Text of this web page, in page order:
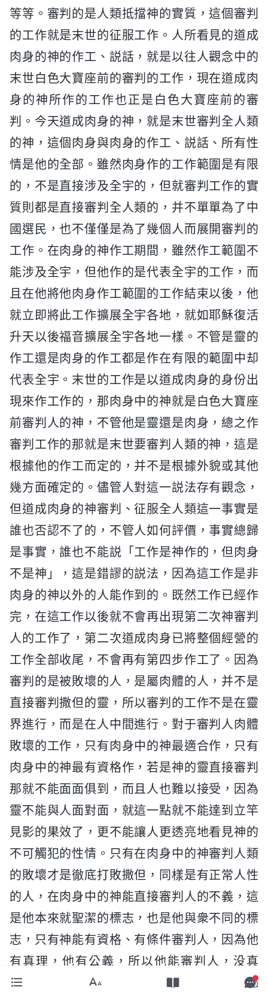
等等。審判的是人類抵擋神的實質，這個審判
的工作就是末世的征服工作。人所看見的道成
肉身的神的作工、説話，就是以往人觀念中的
末世白色大寶座前的審判的工作，現在道成肉
身的神所作的工作也正是白色大寶座前的審
判。今天道成肉身的神，就是末世審判全人類
的神，這個肉身與肉身的作工、説話、所有性
情是他的全部。雖然肉身作的工作範圍是有限
的，不是直接涉及全宇的，但就審判工作的實
質則都是直接審判全人類的，并不單單為了中
國選民，也不僅僅是為了幾個人而展開審判的
工作。在肉身的神作工期間，雖然作工範圍不
能涉及全宇，但他作的是代表全宇的工作，而
且在他將他肉身作工範圍的工作結束以後，他
就立即將此工作擴展全宇各地，就如耶穌復活
升天以後福音擴展全宇各地一樣。不管是靈的
作工還是肉身的作工都是作在有限的範圍中却
代表全宇。末世的工作是以道成肉身的身份出
現來作工作的，那肉身中的神就是白色大寶座
前審判人的神，不管他是靈還是肉身，總之作
審判工作的那就是末世要審判人類的神，這是
根據他的作工而定的，并不是根據外貌或其他
幾方面確定的。儘管人對這一説法存有觀念，
但道成肉身的神審判、征服全人類這一事實是
誰也否認不了的，不管人如何評價，事實總歸
是事實，誰也不能説「工作是神作的，但肉身
不是神」，這是錯謬的説法，因為這工作是非
肉身的神以外的人能作到的。既然工作已經作
完，在這工作以後就不會再出現第二次神審判
人的工作了，第二次道成肉身已將整個經營的
工作全部收尾，不會再有第四步作工了。因為
審判的是被敗壞的人，是屬肉體的人，并不是
直接審判撒但的靈，所以審判的工作不是在靈
界進行，而是在人中間進行。對于審判人肉體
敗壞的工作，只有肉身中的神最適合作，只有
肉身中的神最有資格作，若是神的靈直接審判
那就不能面面俱到，而且人也難以接受，因為
靈不能與人面對面，就這一點就不能達到立竿
見影的果效了，更不能讓人更透亮地看見神的
不可觸犯的性情。只有在肉身中的神審判人類
的敗壞才是徹底打敗撒但，同樣是有正常人性
的人，在肉身中的神能直接審判人的不義，這
是他本來就聖潔的標志，也是他與衆不同的標
志，只有神能有資格、有條件審判人，因為他
有真理，他有公義，所以他能審判人，没真
理、没公義的人是不配審判别人的。若是神的